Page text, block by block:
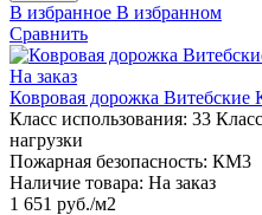
В избранное В избранном
Сравнить
На заказ
Ковровая дорожка Витебские
Класс использования: 33
нагрузки
Пожарная безопасность: КМ3
Наличие товара: На заказ
1 651 руб./м2